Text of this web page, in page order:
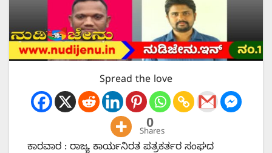
Spread the love
0
Shares
ಕಾರವಾರ : ರಾಜ್ಯ ಕಾರ್ಯನಿರತ ಪತ್ರಕರ್ತರ ಸಂಘದ